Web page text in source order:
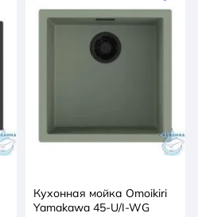
Кухонная мойка Omoikiri
Yamakawa 45-U/I-WG